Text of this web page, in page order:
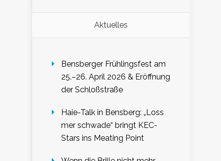
Aktuelles
Bensberger Frühlingsfest am
25.–26. April 2026 & Eröffnung
der Schloßstraße
Haie-Talk in Bensberg: „Loss
mer schwade“ bringt KEC-
Stars ins Meating Point